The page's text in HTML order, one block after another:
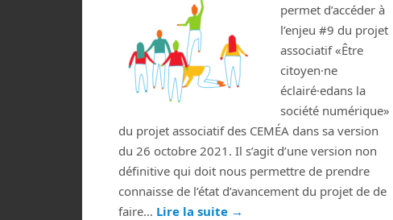
permet d’accéder à
l’enjeu #9 du projet
associatif «Être
citoyen·ne
éclairé·edans la
société numérique»
du projet associatif des CEMÉA dans sa version
du 26 octobre 2021. Il s’agit d’une version non
définitive qui doit nous permettre de prendre
connaisse de l’état d’avancement du projet de de
faire… Lire la suite →